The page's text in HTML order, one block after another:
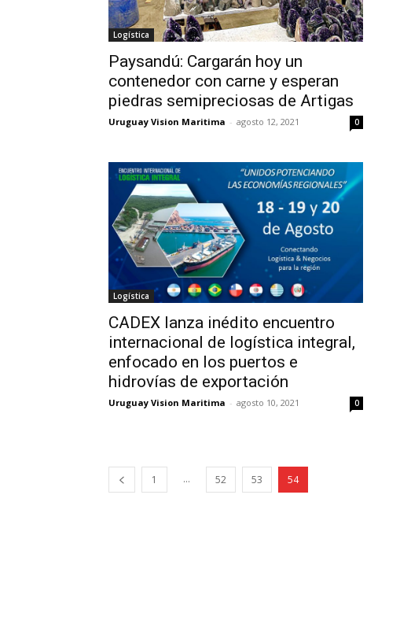
Logística
Paysandú: Cargarán hoy un
contenedor con carne y esperan
piedras semipreciosas de Artigas
Uruguay Vision Maritima - agosto 12, 2021 0
Logística
CADEX lanza inédito encuentro
internacional de logística integral,
enfocado en los puertos e
hidrovías de exportación
Uruguay Vision Maritima - agosto 10, 2021 0
1 ... 52 53 54